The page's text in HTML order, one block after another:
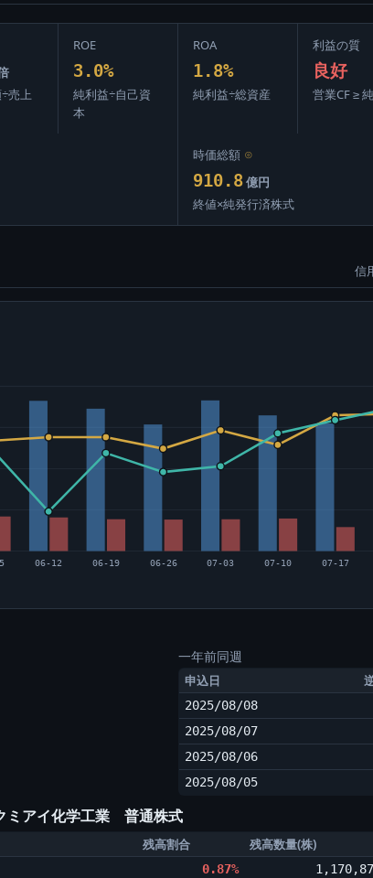
売上
ROE
3.0%
純利益÷自己資
本
ROA
1.8%
純利益÷総資産
利益の質
良好
営業CF ≥
時価総額 ⊙
910.8 億円
終値×純発行済株式
信
06-12 06-19 06-26 07-03 07-10 07-17
一年前同週
申込日
2025/08/08
2025/08/07
2025/08/06
2025/08/05
ミアイ化学工業 普通株式
残高割合 残高数量(株)
0.87%